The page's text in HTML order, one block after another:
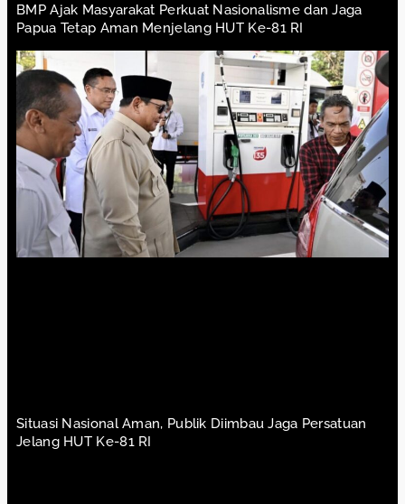
BMP Ajak Masyarakat Perkuat Nasionalisme dan Jaga
Papua Tetap Aman Menjelang HUT Ke-81 RI
Situasi Nasional Aman, Publik Diimbau Jaga Persatuan
Jelang HUT Ke-81 RI